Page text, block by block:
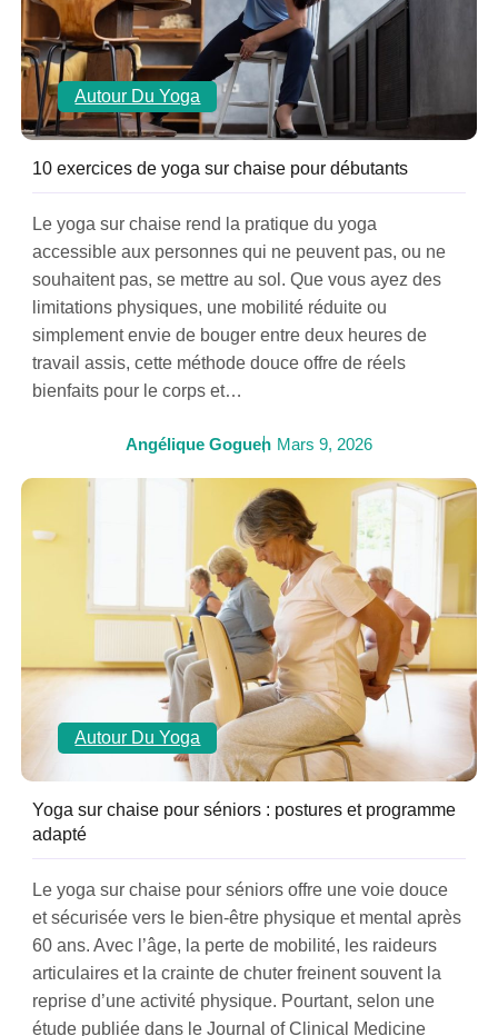
Autour Du Yoga
10 exercices de yoga sur chaise pour débutants
Le yoga sur chaise rend la pratique du yoga
accessible aux personnes qui ne peuvent pas, ou ne
souhaitent pas, se mettre au sol. Que vous ayez des
limitations physiques, une mobilité réduite ou
simplement envie de bouger entre deux heures de
travail assis, cette méthode douce offre de réels
bienfaits pour le corps et…
Angélique Goguen Mars 9, 2026
Autour Du Yoga
Yoga sur chaise pour séniors : postures et programme
adapté
Le yoga sur chaise pour séniors offre une voie douce
et sécurisée vers le bien-être physique et mental après
60 ans. Avec l’âge, la perte de mobilité, les raideurs
articulaires et la crainte de chuter freinent souvent la
reprise d’une activité physique. Pourtant, selon une
étude publiée dans le Journal of Clinical Medicine